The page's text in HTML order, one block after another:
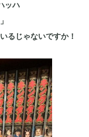
ッハ
るじゃないですか！